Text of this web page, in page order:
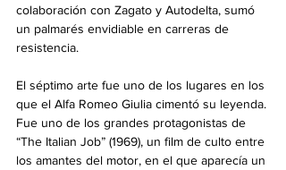
colaboración con Zagato y Autodelta, sumó
un palmarés envidiable en carreras de
resistencia.
El séptimo arte fue uno de los lugares en los
que el Alfa Romeo Giulia cimentó su leyenda.
Fue uno de los grandes protagonistas de
“The Italian Job” (1969), un film de culto entre
los amantes del motor, en el que aparecía un